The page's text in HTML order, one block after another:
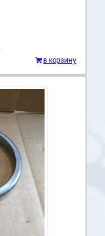
в корзину